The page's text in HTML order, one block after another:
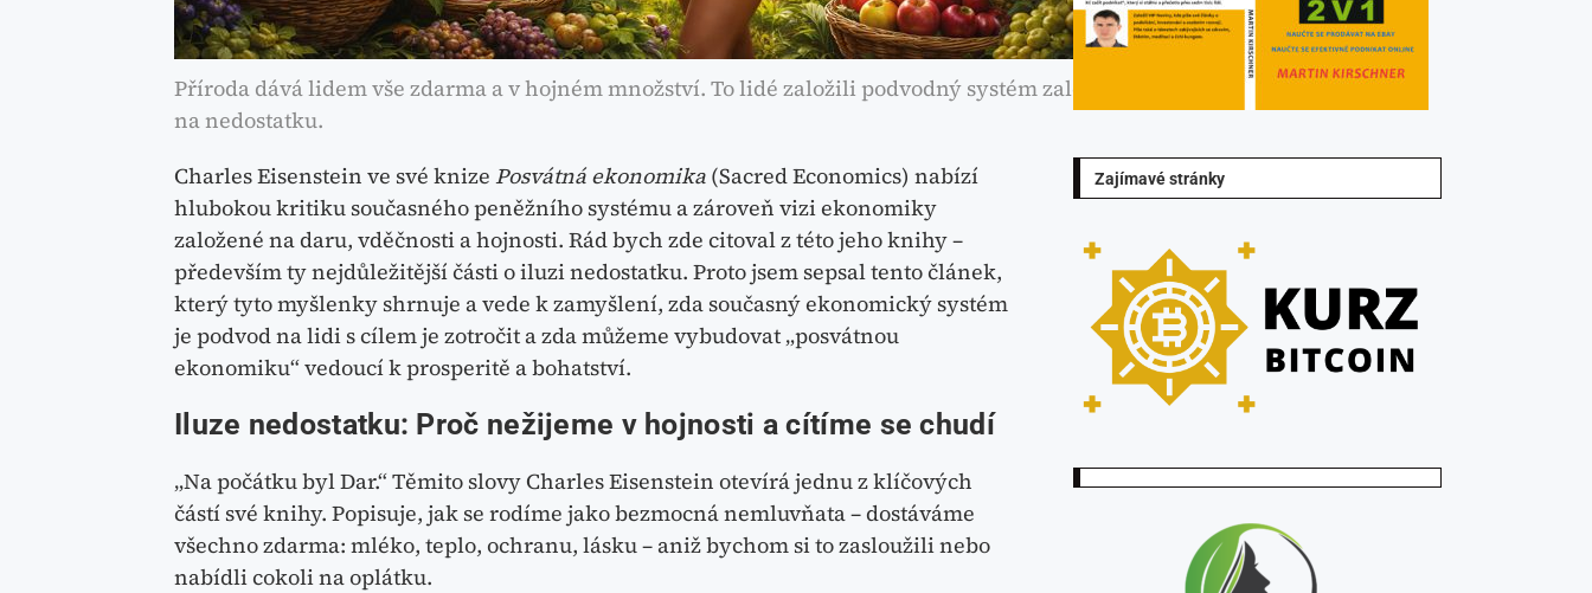
Příroda dává lidem vše zdarma a v hojném množství. To lidé založili podvodný systém založený
na nedostatku.
Charles Eisenstein ve své knize Posvátná ekonomika (Sacred Economics) nabízí
hlubokou kritiku současného peněžního systému a zároveň vizi ekonomiky
založené na daru, vděčnosti a hojnosti. Rád bych zde citoval z této jeho knihy –
především ty nejdůležitější části o iluzi nedostatku. Proto jsem sepsal tento článek,
který tyto myšlenky shrnuje a vede k zamyšlení, zda současný ekonomický systém
je podvod na lidi s cílem je zotročit a zda můžeme vybudovat „posvátnou
ekonomiku“ vedoucí k prosperitě a bohatství.
Iluze nedostatku: Proč nežijeme v hojnosti a cítíme se chudí
„Na počátku byl Dar.“ Těmito slovy Charles Eisenstein otevírá jednu z klíčových
částí své knihy. Popisuje, jak se rodíme jako bezmocná nemluvňata – dostáváme
všechno zdarma: mléko, teplo, ochranu, lásku – aniž bychom si to zasloužili nebo
nabídli cokoli na oplátku.
Zajímavé stránky